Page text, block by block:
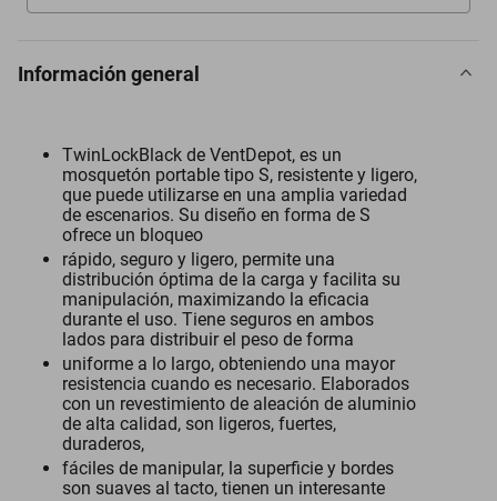
Información general
TwinLockBlack de VentDepot, es un
mosquetón portable tipo S, resistente y ligero,
que puede utilizarse en una amplia variedad
de escenarios. Su diseño en forma de S
ofrece un bloqueo
rápido, seguro y ligero, permite una
distribución óptima de la carga y facilita su
manipulación, maximizando la eficacia
durante el uso. Tiene seguros en ambos
lados para distribuir el peso de forma
uniforme a lo largo, obteniendo una mayor
resistencia cuando es necesario. Elaborados
con un revestimiento de aleación de aluminio
de alta calidad, son ligeros, fuertes,
duraderos,
fáciles de manipular, la superficie y bordes
son suaves al tacto, tienen un interesante